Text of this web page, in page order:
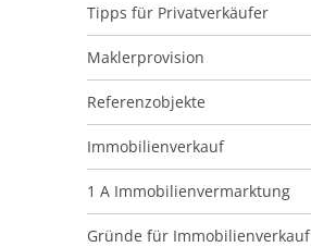
Tipps für Privatverkäufer
Maklerprovision
Referenzobjekte
Immobilienverkauf
1 A Immobilienvermarktung
Gründe für Immobilienverkauf